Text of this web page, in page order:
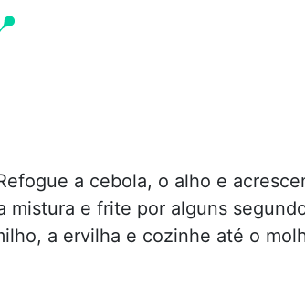
a cebola, o alho e
mistura e frite por alguns
a ervilha e cozinhe até o